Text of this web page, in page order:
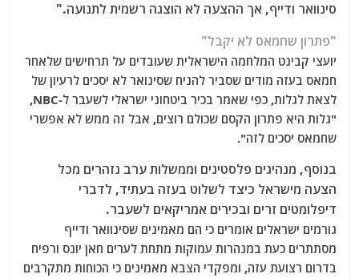
סינוואר ודייף, אך ההצעה לא הוצגה רשמית לתנועה."
"פתרון שחמאס לא יקבל"
יועצי קבינט המלחמה הישראלית שעובדים על תרחישים שלאחר
חמאס בעזה מודים שסביר להניח שסינואר לא יסכים לרעיון של
לצאת לגלות, כפי שאמר בכיר ביטחוני ישראלי לשעבר ל-NBC,
"גלות היא פתרון הקסם שכולם רוצים, אבל זה ממש לא אפשרי
שחמאס יסכים לזה".
בנוסף, מנהיגים פלסטינים וממשלות ערב נזהרים מכל
הצעה מישראל כיצד לשלוט בעזה בעתיד, לדברי
דיפלומטים זרים ובכירים אמריקאים לשעבר.
גורמים ישראלים אומרים כי הם מאמינים שסינוואר ודייף
מסתתרים כעת במנהרות עמוקות מתחת לערים חאן יונס ורפיח
בדרום רצועת עזה, ומפקדי הצבא מאמינים כי הכוחות מתקרבים